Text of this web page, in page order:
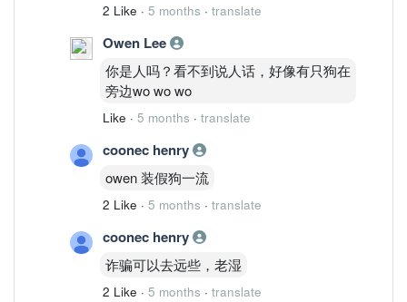
MACD 多头延续
Fisher 接近高位
量能健康
结构判断：
周线强趋势股。
二、执行层
横盘后再冲 14.50
Stoch 60 区上行
MACD 金叉再扩张
属于：
高位震荡推进结构。
2 Like · 5 months · translate
Owen Lee
你是人吗？看不到说人话，好像有只狗在
旁边wo wo wo
Like · 5 months · translate
coonec henry
owen 装假狗一流
2 Like · 5 months · translate
coonec henry
诈骗可以去远些，老湿
2 Like · 5 months · translate